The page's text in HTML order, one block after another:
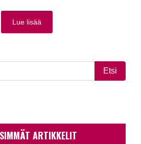
Lue lisää
ARTIKKELIT